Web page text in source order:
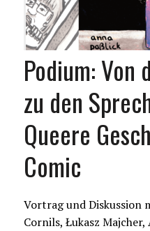
Podium: Von
zu den
Queere
Comic
Vortrag und Diskussion
Cornils, Łukasz